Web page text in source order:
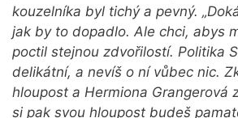
kouzelníka byl tichý a pevný.
jak by to dopadlo. Ale chci, abys
poctil stejnou zdvořilostí. Politika
delikátní, a nevíš o ní vůbec nic.
hloupost a Hermiona Grangerová
si pak svou hloupost budeš